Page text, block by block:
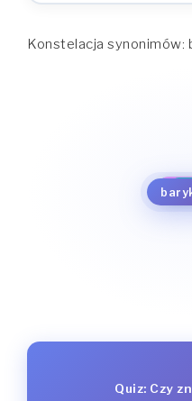
Konstelacja synonimów:
Quiz: Czy